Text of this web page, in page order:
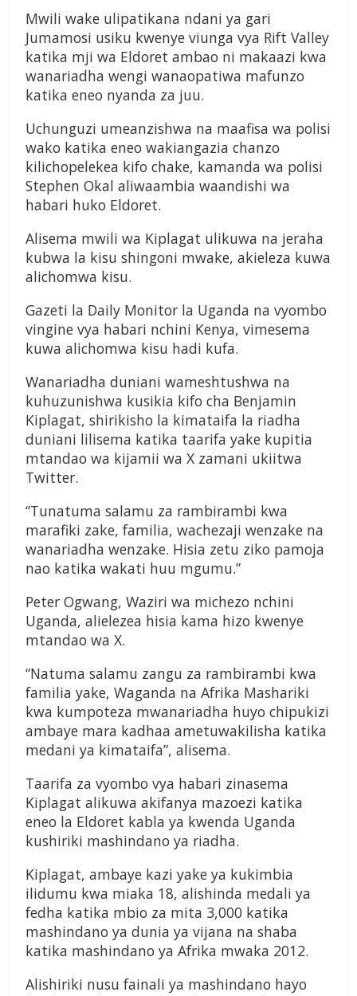
Mwili wake ulipatikana ndani ya gari
Jumamosi usiku kwenye viunga vya Rift Valley
katika mji wa Eldoret ambao ni makaazi kwa
wanariadha wengi wanaopatiwa mafunzo
katika eneo nyanda za juu.
Uchunguzi umeanzishwa na maafisa wa polisi
wako katika eneo wakiangazia chanzo
kilichopelekea kifo chake, kamanda wa polisi
Stephen Okal aliwaambia waandishi wa
habari huko Eldoret.
Alisema mwili wa Kiplagat ulikuwa na jeraha
kubwa la kisu shingoni mwake, akieleza kuwa
alichomwa kisu.
Gazeti la Daily Monitor la Uganda na vyombo
vingine vya habari nchini Kenya, vimesema
kuwa alichomwa kisu hadi kufa.
Wanariadha duniani wameshtushwa na
kuhuzunishwa kusikia kifo cha Benjamin
Kiplagat, shirikisho la kimataifa la riadha
duniani lilisema katika taarifa yake kupitia
mtandao wa kijamii wa X zamani ukiitwa
Twitter.
“Tunatuma salamu za rambirambi kwa
marafiki zake, familia, wachezaji wenzake na
wanariadha wenzake. Hisia zetu ziko pamoja
nao katika wakati huu mgumu.”
Peter Ogwang, Waziri wa michezo nchini
Uganda, alielezea hisia kama hizo kwenye
mtandao wa X.
“Natuma salamu zangu za rambirambi kwa
familia yake, Waganda na Afrika Mashariki
kwa kumpoteza mwanariadha huyo chipukizi
ambaye mara kadhaa ametuwakilisha katika
medani ya kimataifa”, alisema.
Taarifa za vyombo vya habari zinasema
Kiplagat alikuwa akifanya mazoezi katika
eneo la Eldoret kabla ya kwenda Uganda
kushiriki mashindano ya riadha.
Kiplagat, ambaye kazi yake ya kukimbia
ilidumu kwa miaka 18, alishinda medali ya
fedha katika mbio za mita 3,000 katika
mashindano ya dunia ya vijana na shaba
katika mashindano ya Afrika mwaka 2012.
Alishiriki nusu fainali ya mashindano hayo